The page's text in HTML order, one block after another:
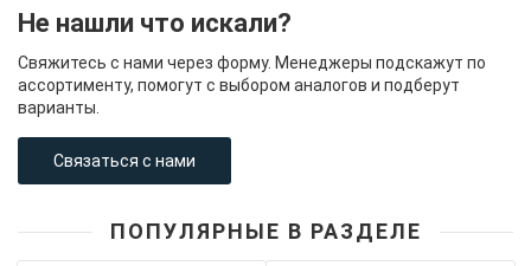
Не нашли что искали?
Свяжитесь с нами через форму. Менеджеры подскажут по
ассортименту, помогут с выбором аналогов и подберут
варианты.
Связаться с нами
ПОПУЛЯРНЫЕ В РАЗДЕЛЕ